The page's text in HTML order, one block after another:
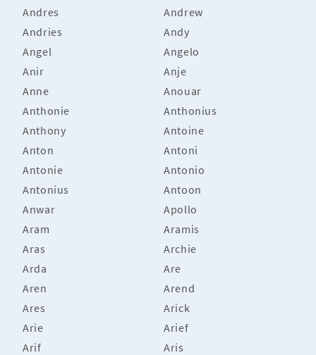
Andres
Andrew
Andries
Andy
Angel
Angelo
Anir
Anje
Anne
Anouar
Anthonie
Anthonius
Anthony
Antoine
Anton
Antoni
Antonie
Antonio
Antonius
Antoon
Anwar
Apollo
Aram
Aramis
Aras
Archie
Arda
Are
Aren
Arend
Ares
Arick
Arie
Arief
Arif
Aris